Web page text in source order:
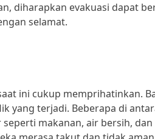
diharapkan evakuasi dapat
selamat.
ini cukup memprihatinkan.
yang terjadi. Beberapa di
makanan, air bersih,